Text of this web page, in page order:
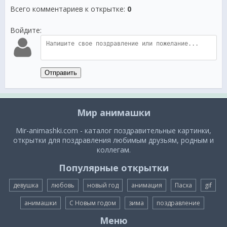
Всего комментариев к открытке: 0
Войдите:
Отправить
Мир анимашки
Mir-animashki.com - каталог поздравительные картинки,
открытки для поздравления любимым друзьям, родным и
коллегам.
Популярные открытки
девушка любовь новый год анимация Пасха gif
анимашки С Новым годом зима поздравление
Меню